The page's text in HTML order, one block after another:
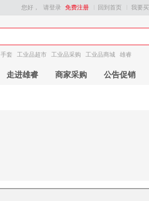
回到首页 我要买
您好， 请登录 免费注册
手套 工业品超市 工业品采购 工业品商城 雄睿
走进雄睿 商家采购 公告促销